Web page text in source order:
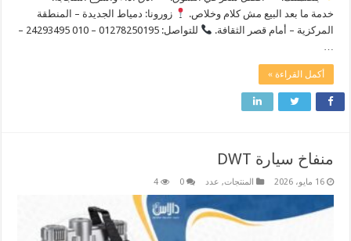
خدمة ما بعد البيع مش كلام وخلاص. ​
زورونا: دمياط الجديدة – المنطقة
المركزية – أمام قصر الثقافة.
للتواصل: 01278250195 – 010 24293495 –
أكمل القراءة »
منفاخ سيارة DWT
16 مايو، 2026 المنتجات, عدد 0
4